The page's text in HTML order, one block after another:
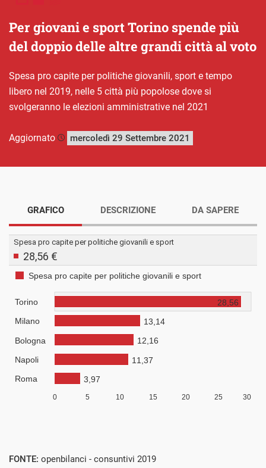
Per giovani e sport Torino spende più
del doppio delle altre grandi città al voto
Spesa pro capite per politiche giovanili, sport e tempo
libero nel 2019, nelle 5 città più popolose dove si
svolgeranno le elezioni amministrative nel 2021
Aggiornato mercoledì 29 Settembre 2021
GRAFICO DESCRIZIONE DA SAPERE
FONTE: openbilanci - consuntivi 2019